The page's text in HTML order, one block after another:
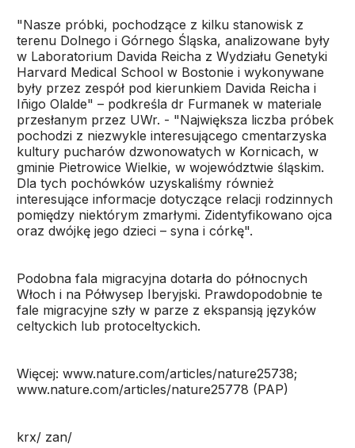
"Nasze próbki, pochodzące z kilku stanowisk z
terenu Dolnego i Górnego Śląska, analizowane były
w Laboratorium Davida Reicha z Wydziału Genetyki
Harvard Medical School w Bostonie i wykonywane
były przez zespół pod kierunkiem Davida Reicha i
Iñigo Olalde" – podkreśla dr Furmanek w materiale
przesłanym przez UWr. - "Największa liczba próbek
pochodzi z niezwykle interesującego cmentarzyska
kultury pucharów dzwonowatych w Kornicach, w
gminie Pietrowice Wielkie, w województwie śląskim.
Dla tych pochówków uzyskaliśmy również
interesujące informacje dotyczące relacji rodzinnych
pomiędzy niektórym zmarłymi. Zidentyfikowano ojca
oraz dwójkę jego dzieci – syna i córkę".
Podobna fala migracyjna dotarła do północnych
Włoch i na Półwysep Iberyjski. Prawdopodobnie te
fale migracyjne szły w parze z ekspansją języków
celtyckich lub protoceltyckich.
Więcej: www.nature.com/articles/nature25738;
www.nature.com/articles/nature25778 (PAP)
krx/ zan/